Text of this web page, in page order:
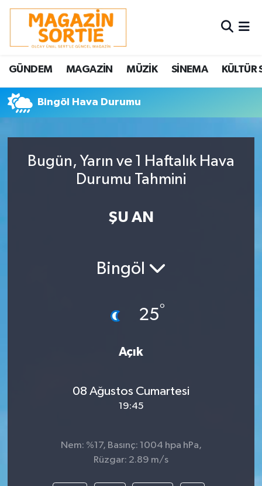
GÜNDEM MAGAZİN MÜZİK SİNEMA KÜLTÜR
Bingöl Hava Durumu
Bugün, Yarın ve 1 Haftalık Hava
Durumu Tahmini
ŞU AN
Bingöl
25°
Açık
08 Ağustos Cumartesi
19:45
Nem: %17, Basınç: 1004 hpa hPa,
Rüzgar: 2.89 m/s
Nöbetçi Eczaneler
Hava Durumu
Trafik Durumu
Tüm Manşetler